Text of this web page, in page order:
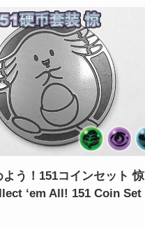
う！151コインセット 惊
‘em All! 151 Coin Set